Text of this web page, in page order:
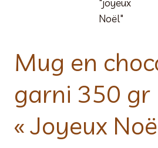
Mug en
garni 350 gr
« Joyeux